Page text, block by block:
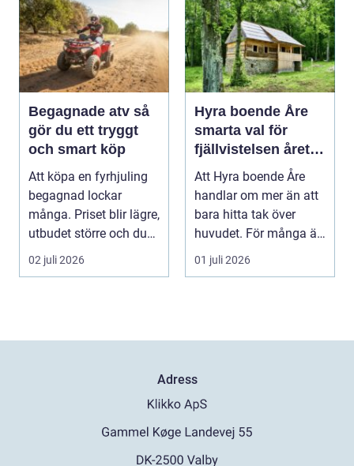
Begagnade atv så
gör du ett tryggt
och smart köp
Att köpa en fyrhjuling
begagnad lockar
många. Priset blir lägre,
utbudet större och du
kan ofta få e...
02 juli 2026
Hyra boende Åre
smarta val för
fjällvistelsen året
runt
Att Hyra boende Åre
handlar om mer än att
bara hitta tak över
huvudet. För många är
boendet själva n...
01 juli 2026
Adress